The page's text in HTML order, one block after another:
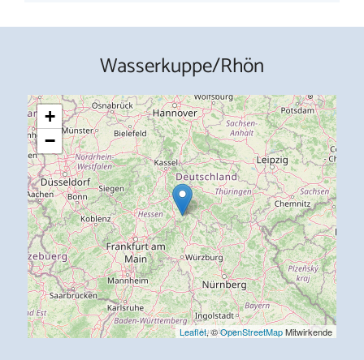
Wasserkuppe/Rhön
+
−
Leaflet, ©OpenStreetMapMitwirkende